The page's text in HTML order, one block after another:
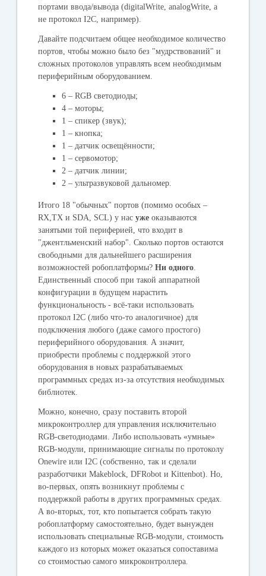
портами ввода/вывода (digitalWrite, analogWrite, а
не протокол I2C, например).
Давайте подсчитаем общее необходимое количество
портов, чтобы можно было без "мудрствований" и
сложных протоколов управлять всем необходимым
периферийным оборудованием.
6 – RGB светодиоды;
4 – моторы;
1 – спикер (звук);
1 – кнопка;
1 – датчик освещённости;
1 – сервомотор;
2 – датчик линии;
2 – ультразвуковой дальномер.
Итого 18 "обычных" портов (помимо особых –
RX,TX и SDA, SCL) у насуже оказываются
занятыми той периферией, что входит в
"джентльменский набор". Сколько портов остаются
свободными для дальнейшего расширения
возможностей робоплатформы?Ни одного.
Единственный способ при такой аппаратной
конфигурации в будущем нарастить
функциональность - всё-таки использовать
протокол I2C (либо что-то аналогичное) для
подключения любого (даже самого простого)
периферийного оборудования. А значит,
приобрести проблемы с поддержкой этого
оборудования в новых разрабатываемых
программных средах из-за отсутствия необходимых
библиотек.
Можно, конечно, сразу поставить второй
микроконтроллер для управления исключительно
RGB-светодиодами. Либо использовать «умные»
RGB-модули, принимающие сигналы по протоколу
Onewire или I2C (собственно, так и сделали
разработчики Makeblock, DFRobot и Kittenbot). Но,
во-первых, опять возникнут проблемы с
поддержкой работы в других программных средах.
А во-вторых, тот, кто попытается собрать такую
робоплатформу самостоятельно, будет вынужден
использовать специальные RGB-модули, стоимость
каждого из которых может оказаться сопоставима
со стоимостью самого микроконтроллера.